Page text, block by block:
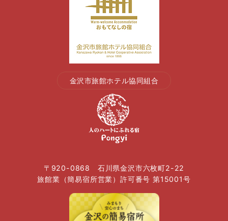
金沢市旅館ホテル協同組合
〒920-0868 石川県金沢市六枚町2-22
旅館業（簡易宿所営業）許可番号 第15001号